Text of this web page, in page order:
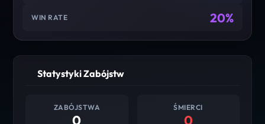
WIN RATE 20%
Statystyki Zabójstw
ZABÓJSTWA
0
ŚMIERCI
0